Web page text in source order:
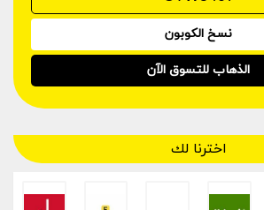
نسخ الكوبون
الذهاب للتسوق الآن
اخترنا لك